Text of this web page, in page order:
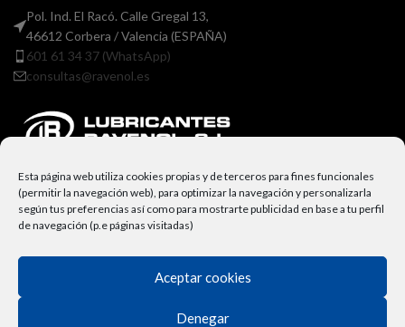
Esta página web utiliza cookies propias y de terceros para fines funcionales
(permitir la navegación web), para optimizar la navegación y personalizarla
según tus preferencias así como para mostrarte publicidad en base a tu perfil
de navegación (p.e páginas visitadas)
Aceptar cookies
Denegar
Pol. Ind. El Racó. Calle Gregal 13,
46612 Corbera / Valencia (ESPAÑA)
601 61 34 37 (WhatsApp)
consultas@ravenol.es